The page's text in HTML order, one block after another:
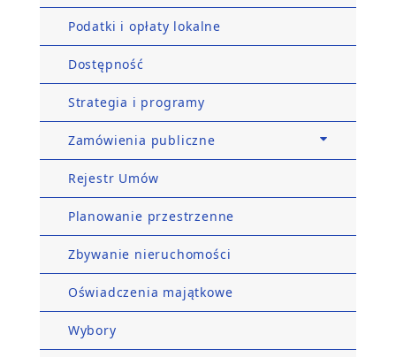
Podatki i opłaty lokalne
Dostępność
Strategia i programy
Zamówienia publiczne
Rejestr Umów
Planowanie przestrzenne
Zbywanie nieruchomości
Oświadczenia majątkowe
Wybory